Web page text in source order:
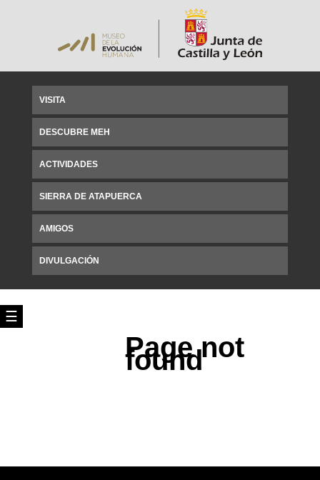
☰
VISITA
DESCUBRE MEH
ACTIVIDADES
SIERRA DE ATAPUERCA
AMIGOS
DIVULGACIÓN
Page not
found